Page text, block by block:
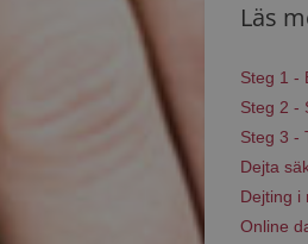
Läs
Steg 1 -
Steg 2 -
Steg 3 -
Dejta
Dejting i
Online